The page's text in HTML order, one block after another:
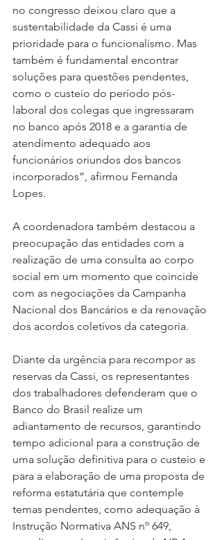
no congresso deixou claro que a
sustentabilidade da Cassi é uma
prioridade para o funcionalismo. Mas
também é fundamental encontrar
soluções para questões pendentes,
como o custeio do período pós-
laboral dos colegas que ingressaram
no banco após 2018 e a garantia de
atendimento adequado aos
funcionários oriundos dos bancos
incorporados”, afirmou Fernanda
Lopes.
A coordenadora também destacou a
preocupação das entidades com a
realização de uma consulta ao corpo
social em um momento que coincide
com as negociações da Campanha
Nacional dos Bancários e da renovação
dos acordos coletivos da categoria.
Diante da urgência para recompor as
reservas da Cassi, os representantes
dos trabalhadores defenderam que o
Banco do Brasil realize um
adiantamento de recursos, garantindo
tempo adicional para a construção de
uma solução definitiva para o custeio e
para a elaboração de uma proposta de
reforma estatutária que contemple
temas pendentes, como adequação à
Instrução Normativa ANS nº 649,